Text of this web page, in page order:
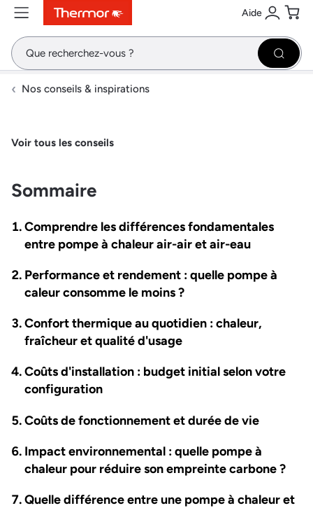
ContenuMenuRecherche Aide
Se
Nos conseils & inspirations
Voir tous les conseils
Sommaire
Comprendre les différences fondamentales
entre pompe à chaleur air-air et air-eau
Performance et rendement : quelle pompe à
caleur consomme le moins ?
Confort thermique au quotidien : chaleur,
fraîcheur et qualité d'usage
Coûts d'installation : budget initial selon votre
configuration
Coûts de fonctionnement et durée de vie
Impact environnemental : quelle pompe à
chaleur pour réduire son empreinte carbone ?
Quelle différence entre une pompe à chaleur et